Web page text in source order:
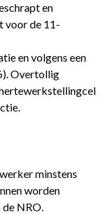
en
voor de 11-
en volgens een
Overtollig
minstens
worden
NRO.